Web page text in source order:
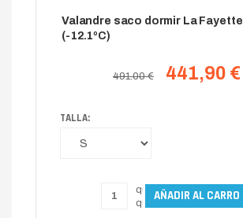
Valandre saco dormir La Fayette
(-12.1ºC)
491.00 € 441,90 €
TALLA: